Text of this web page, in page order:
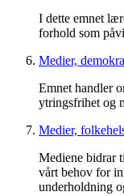
I dette emnet
forhold som
Medier,
Emnet handler
ytringsfrihet og
Medier,
Mediene bidrar
vårt behov for
underholdning